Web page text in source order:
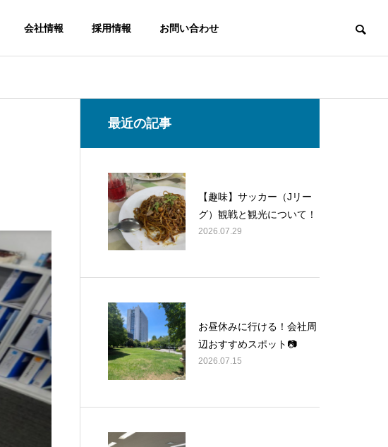
会社情報 採用情報 お問い合わせ
最近の記事
【趣味】サッカー（Jリー
グ）観戦と観光について！
2026.07.29
お昼休みに行ける！会社周
辺おすすめスポット📷
2026.07.15